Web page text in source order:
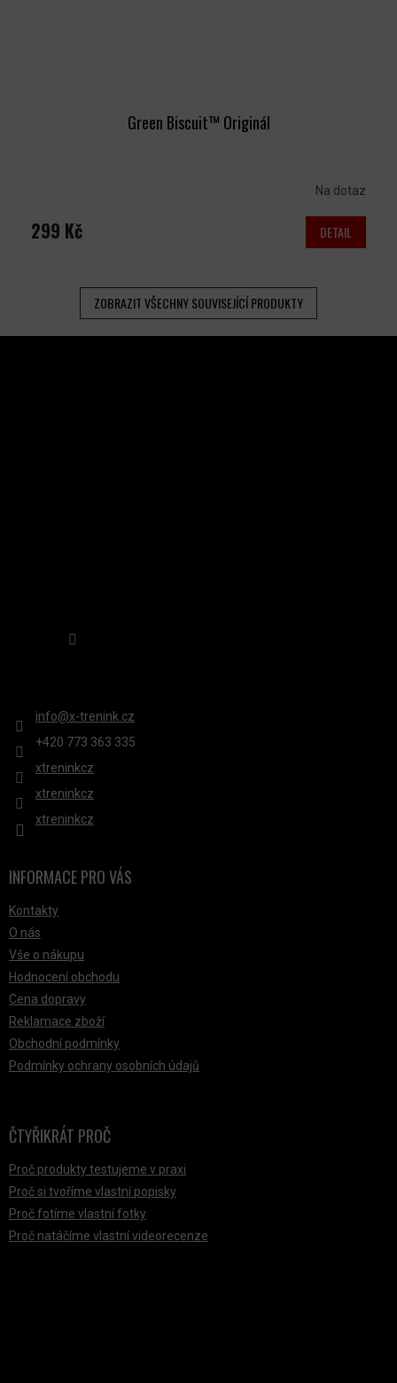
Green Biscuit™ Originál
Na dotaz
299 Kč DETAIL
ZOBRAZIT VŠECHNY SOUVISEJÍCÍ PRODUKTY
Z
info@x-trenink.cz
+420 ‭773 363 335
xtreninkcz
xtreninkcz
xtreninkcz
INFORMACE PRO VÁS
Kontakty
O nás
Vše o nákupu
Hodnocení obchodu
Cena dopravy
Reklamace zboží
Obchodní podmínky
Podmínky ochrany osobních údajů
ČTYŘIKRÁT PROČ
Proč produkty testujeme v praxi
Proč si tvoříme vlastní popisky
Proč fotíme vlastní fotky
Proč natáčíme vlastní videorecenze